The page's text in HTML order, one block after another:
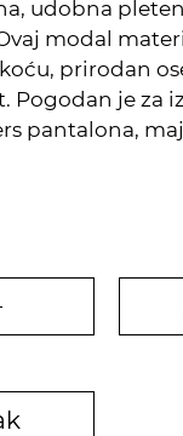
udobna
modal
prirodan
Pogodan je za
pantalona,